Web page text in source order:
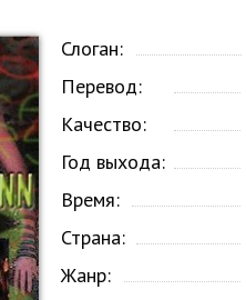
Слоган:
Перевод:
Качество:
Год выхода:
Время:
Страна:
Жанр: